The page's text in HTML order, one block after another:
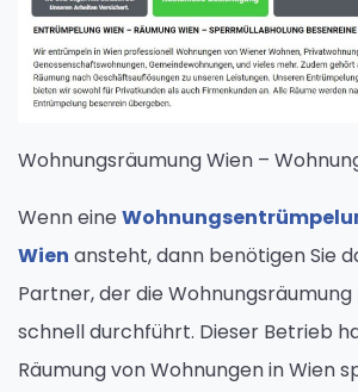
Wohnungsräumung Wien –
Wenn eine
Wien ansteht, dann benötigen Sie
Partner, der die
schnell durchführt. Dieser Betrieb
Räumung von Wohnungen in Wien